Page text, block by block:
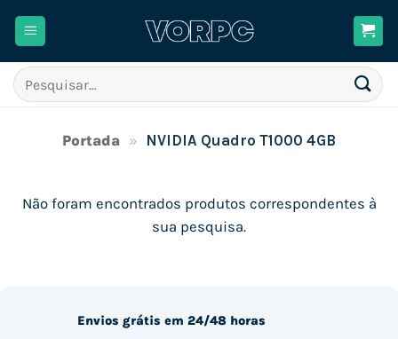
Pesquisar
por:
Portada » NVIDIA Quadro T1000 4GB
Não foram encontrados produtos correspondentes à
sua pesquisa.
Envios grátis em 24/48 horas